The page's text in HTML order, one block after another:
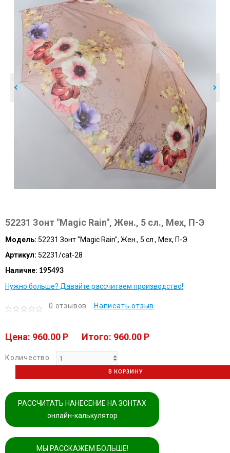
52231 Зонт "Magic Rain", Жен., 5 сл., Мех, П-Э
Модель: 52231 Зонт "Magic Rain", Жен., 5 сл., Мех, П-Э
Артикул: 52231/cat-28
Наличие: 195493
Нужно больше? Давайте рассчитаем производство!
0 отзывов Написать отзыв
Цена: 960.00 P Итого: 960.00 P
Количество
В КОРЗИНУ
РАССЧИТАТЬ НАНЕСЕНИЕ НА ЗОНТАХ
онлайн-калькулятор
МЫ РАССКАЖЕМ БОЛЬШЕ!